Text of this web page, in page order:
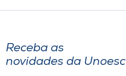
Receba as
novidades da Unoesc